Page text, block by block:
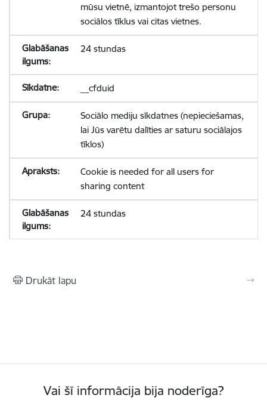
mūsu vietnē, izmantojot trešo personu
sociālos tīklus vai citas vietnes.
24 stundas
__cfduid
Sociālo mediju sīkdatnes (nepieciešamas,
lai Jūs varētu dalīties ar saturu sociālajos
tīklos)
Cookie is needed for all users for
sharing content
24 stundas
Drukāt lapu
Vai šī informācija bija noderīga?